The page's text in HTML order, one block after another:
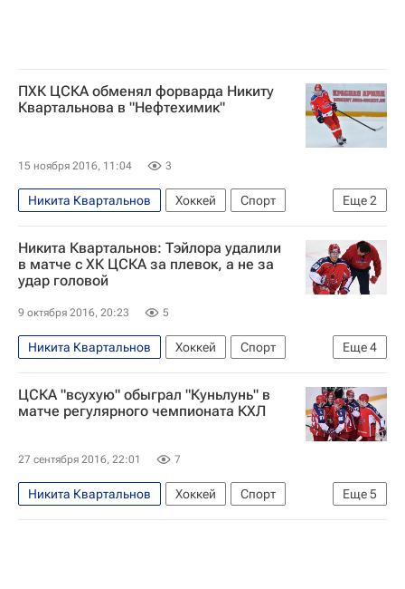
ПХК ЦСКА обменял форварда Никиту
Квартальнова в "Нефтехимик"
15 ноября 2016, 11:04 3
Еще2
Никита Квартальнов Хоккей
Спорт
ЦСКА
Нефтехимик
Никита Квартальнов: Тэйлора удалили
в матче с ХК ЦСКА за плевок, а не за
удар головой
9 октября 2016, 20:23 5
Еще4
Никита Квартальнов Хоккей
Спорт
КХЛ 2025-2026
Медвешчак
ЦСКА
Дэнни Тэйлор
ЦСКА "всухую" обыграл "Куньлунь" в
матче регулярного чемпионата КХЛ
27 сентября 2016, 22:01 7
Еще5
Никита Квартальнов Хоккей
Спорт
КХЛ 2025-2026
Шанхайские драконы